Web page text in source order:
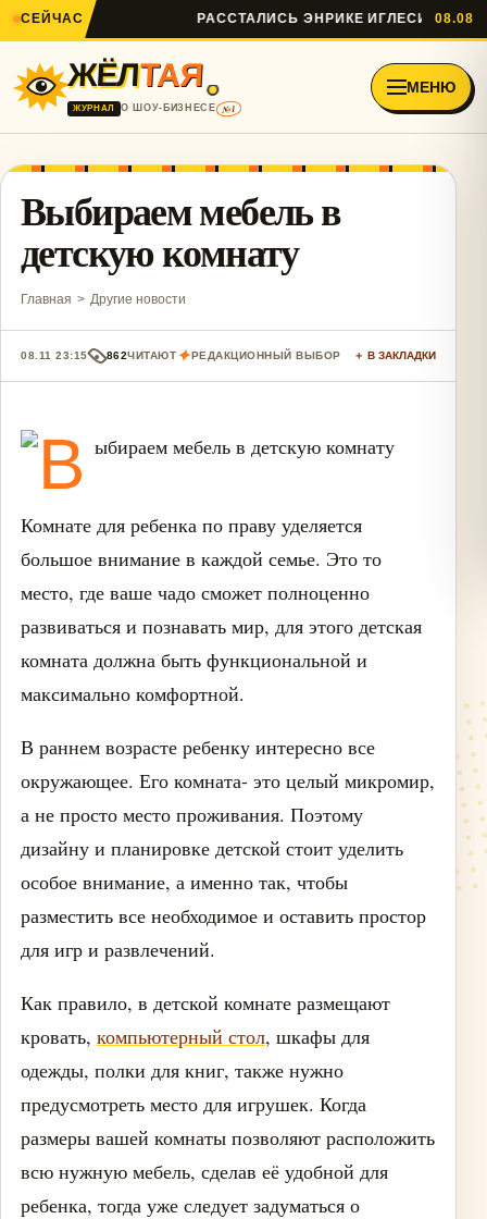
СЕЙЧАС РАССТАЛИСЬ ЭНРИКЕ ИГЛЕСИАС И08.08
ЖЁЛТАЯ
ЖУРНАЛ О ШОУ-БИЗНЕСЕ №1
МЕНЮ
Выбираем мебель в
детскую комнату
Главная > Другие новости
08.11 23:15 862ЧИТАЮТ✦РЕДАКЦИОННЫЙ ВЫБОР ＋ В ЗАКЛАДКИ
Комнате для ребенка по праву уделяется
большое внимание в каждой семье. Это то
место, где ваше чадо сможет полноценно
развиваться и познавать мир, для этого детская
комната должна быть функциональной и
максимально комфортной.
В раннем возрасте ребенку интересно все
окружающее. Его комната- это целый микромир,
а не просто место проживания. Поэтому
дизайну и планировке детской стоит уделить
особое внимание, а именно так, чтобы
разместить все необходимое и оставить простор
для игр и развлечений.
Как правило, в детской комнате размещают
кровать, компьютерный стол, шкафы для
одежды, полки для книг, также нужно
предусмотреть место для игрушек. Когда
размеры вашей комнаты позволяют расположить
всю нужную мебель, сделав её удобной для
ребенка, тогда уже следует задуматься о